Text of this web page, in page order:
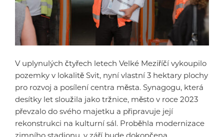
V uplynulých čtyřech letech Velké Meziříčí vykoupilo
pozemky v lokalitě Svit, nyní vlastní 3 hektary plochy
pro rozvoj a posílení centra města. Synagogu, která
desítky let sloužila jako tržnice, město v roce 2023
převzalo do svého majetku a připravuje její
rekonstrukci na kulturní sál. Proběhla modernizace
zimního stadionu, v září bude dokončena